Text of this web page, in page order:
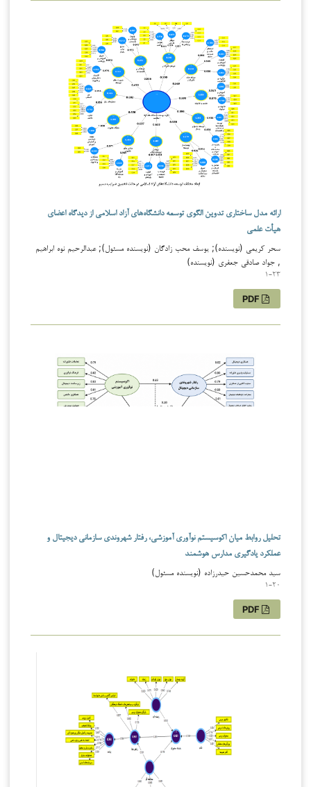
ارائه مدل ساختاری تدوین الگوی توسعه دانشگاه‌های آزاد اسلامی از دیدگاه اعضای
هیأت علمی
سحر کریمی (نویسنده); یوسف محب زادگان (نویسنده مسئول); عبدالرحیم نوه ابراهیم
, جواد صادقی جعفری (نویسنده)
1-23
تحلیل روابط میان اکوسیستم نوآوری آموزشی، رفتار شهروندی سازمانی دیجیتال و
عملکرد یادگیری مدارس هوشمند
سید محمدحسین حیدرزاده (نویسنده مسئول)
1-20